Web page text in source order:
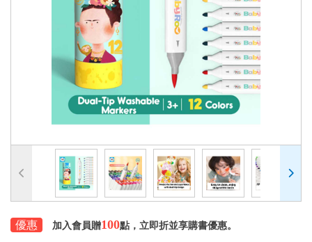
優惠 加入會員贈100點，立即折並享購書優惠。